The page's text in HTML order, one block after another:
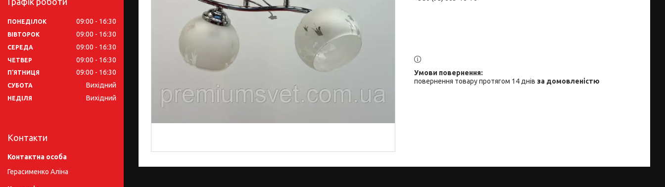
повернення товару протягом 14 днів за домовленістю
ПОНЕДІЛОК 09:00 16:30
ВІВТОРОК 09:00 16:30
СЕРЕДА 09:00 16:30
ЧЕТВЕР 09:00 16:30
ПʼЯТНИЦЯ 09:00 16:30
СУБОТА Вихідний
НЕДІЛЯ Вихідний
Контакти
Герасименко Аліна